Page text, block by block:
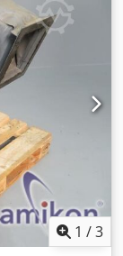
1 /3